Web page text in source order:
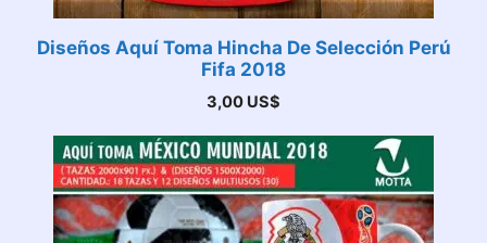
Diseños Aquí Toma Hincha De Selección Perú
Fifa 2018
3,00 US$